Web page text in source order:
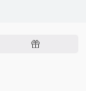
随